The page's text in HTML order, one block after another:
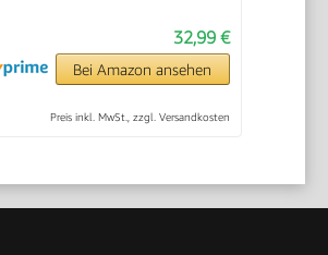
32,99 €
Bei Amazon ansehen
Preis inkl. MwSt., zzgl. Versandkosten